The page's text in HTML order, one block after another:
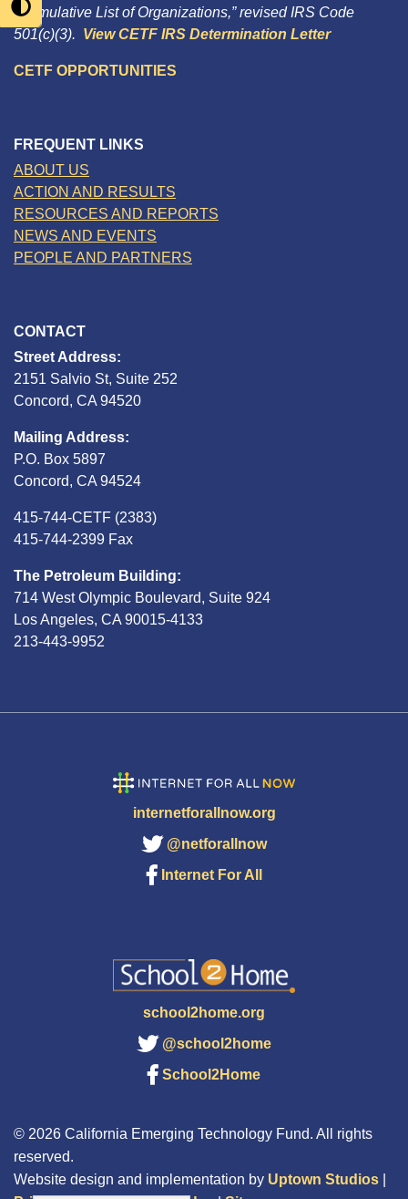
“Cumulative List of Organizations,” revised IRS Code
501(c)(3). View CETF IRS Determination Letter
CETF OPPORTUNITIES
FREQUENT LINKS
ABOUT US
ACTION AND RESULTS
RESOURCES AND REPORTS
NEWS AND EVENTS
PEOPLE AND PARTNERS
CONTACT
Street Address:
2151 Salvio St, Suite 252
Concord, CA 94520
Mailing Address:
P.O. Box 5897
Concord, CA 94524
415-744-CETF (2383)
415-744-2399 Fax
The Petroleum Building:
714 West Olympic Boulevard, Suite 924
Los Angeles, CA 90015-4133
213-443-9952
internetforallnow.org
@netforallnow
Internet For All
school2home.org
@school2home
School2Home
© 2026 California Emerging Technology Fund. All rights
reserved.
Website design and implementation by Uptown Studios